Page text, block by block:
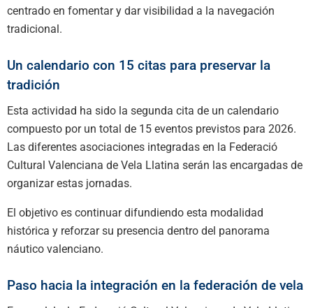
centrado en fomentar y dar visibilidad a la navegación
tradicional.
Un calendario con 15 citas para preservar la
tradición
Esta actividad ha sido la segunda cita de un calendario
compuesto por un total de 15 eventos previstos para 2026.
Las diferentes asociaciones integradas en la Federació
Cultural Valenciana de Vela Llatina serán las encargadas de
organizar estas jornadas.
El objetivo es continuar difundiendo esta modalidad
histórica y reforzar su presencia dentro del panorama
náutico valenciano.
Paso hacia la integración en la federación de vela